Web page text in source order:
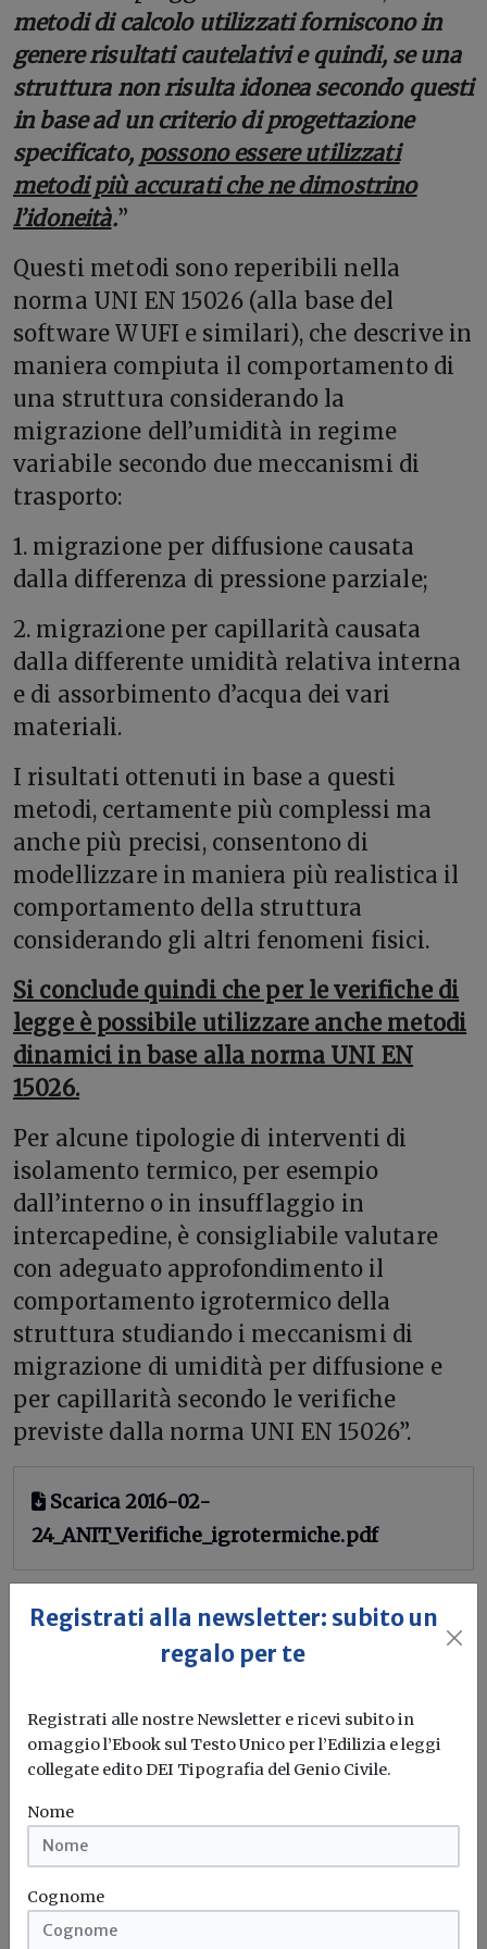
metodi di calcolo utilizzati forniscono in
genere risultati cautelativi e quindi, se una
struttura non risulta idonea secondo questi
in base ad un criterio di progettazione
specificato, possono essere utilizzati
metodi più accurati che ne dimostrino
l’idoneità.”
Questi metodi sono reperibili nella
norma UNI EN 15026 (alla base del
software WUFI e similari), che descrive in
maniera compiuta il comportamento di
una struttura considerando la
migrazione dell’umidità in regime
variabile secondo due meccanismi di
trasporto:
1. migrazione per diffusione causata
dalla differenza di pressione parziale;
2. migrazione per capillarità causata
dalla differente umidità relativa interna
e di assorbimento d’acqua dei vari
materiali.
I risultati ottenuti in base a questi
metodi, certamente più complessi ma
anche più precisi, consentono di
modellizzare in maniera più realistica il
comportamento della struttura
considerando gli altri fenomeni fisici.
Si conclude quindi che per le verifiche di
legge è possibile utilizzare anche metodi
dinamici in base alla norma UNI EN
15026.
Per alcune tipologie di interventi di
isolamento termico, per esempio
dall’interno o in insufflaggio in
intercapedine, è consigliabile valutare
con adeguato approfondimento il
comportamento igrotermico della
struttura studiando i meccanismi di
migrazione di umidità per diffusione e
per capillarità secondo le verifiche
previste dalla norma UNI EN 15026”.
Scarica 2016-02-
24_ANIT_Verifiche_igrotermiche.pdf
Registrati alla newsletter: subito un
regalo per te
Registrati alle nostre Newsletter e ricevi subito in
omaggio l’Ebook sul Testo Unico per l’Edilizia e leggi
collegate edito DEI Tipografia del Genio Civile.
Nome
Cognome